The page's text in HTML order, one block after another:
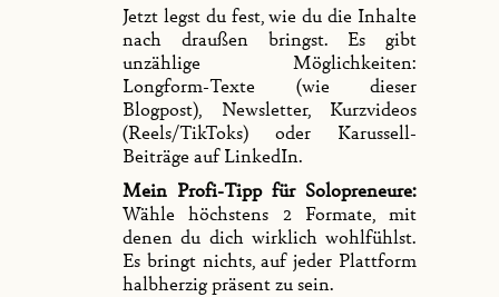
Jetzt legst du fest, wie du die Inhalte
nach draußen bringst. Es gibt
unzählige Möglichkeiten:
Longform-Texte (wie dieser
Blogpost), Newsletter, Kurzvideos
(Reels/TikToks) oder Karussell-
Beiträge auf LinkedIn.
Mein Profi-Tipp für Solopreneure:
Wähle höchstens 2 Formate, mit
denen du dich wirklich wohlfühlst.
Es bringt nichts, auf jeder Plattform
halbherzig präsent zu sein.